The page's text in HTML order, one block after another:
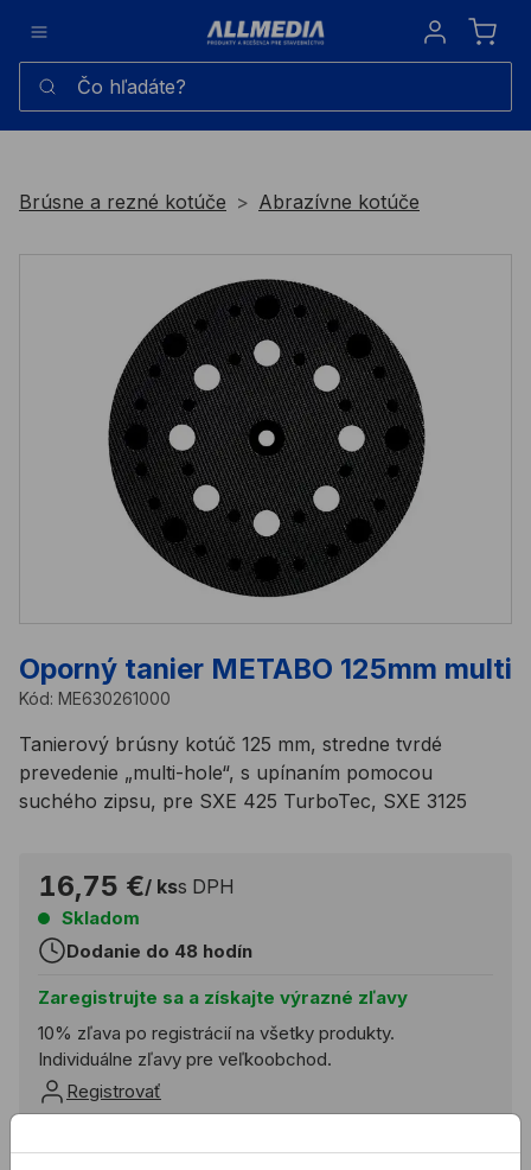
Sign in
Čo hľadáte?
Brúsne a rezné kotúče Abrazívne kotúče
Oporný tanier METABO 125mm multi
Kód: ME630261000
Tanierový brúsny kotúč 125 mm, stredne tvrdé
prevedenie „multi-hole“, s upínaním pomocou
suchého zipsu, pre SXE 425 TurboTec, SXE 3125
16,75 €/ kss DPH
Skladom
Dodanie do 48 hodín
Zaregistrujte sa a získajte výrazné zľavy
10% zľava po registrácií na všetky produkty.
Individuálne zľavy pre veľkoobchod.
Registrovať